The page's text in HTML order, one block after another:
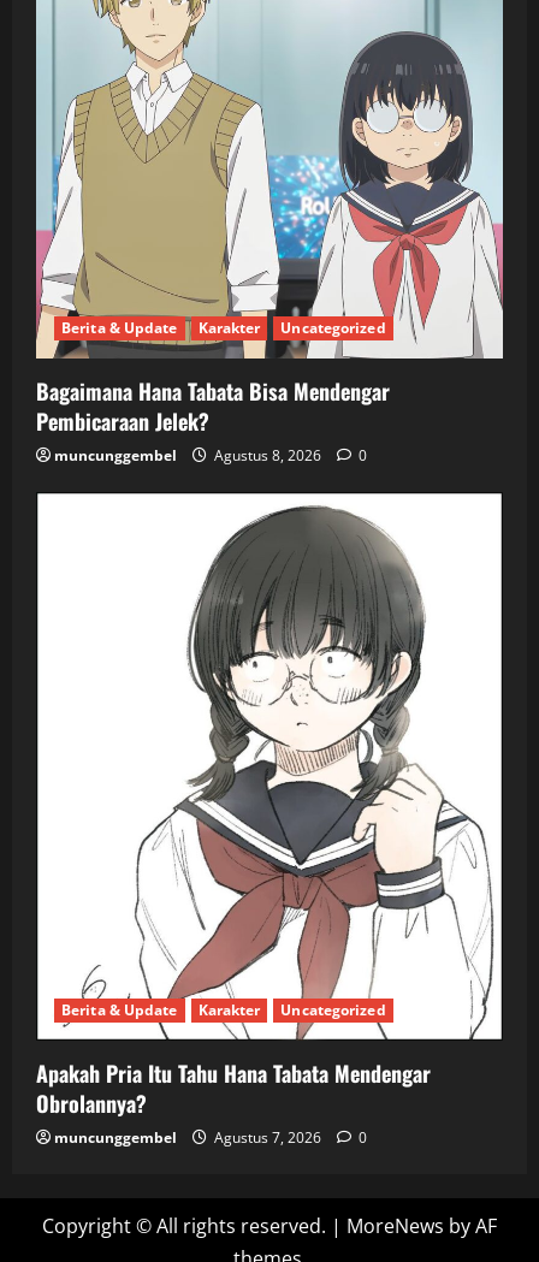
Berita & Update Karakter Uncategorized
Bagaimana Hana Tabata Bisa Mendengar
Pembicaraan Jelek?
muncunggembel Agustus 8, 2026 0
Berita & Update Karakter Uncategorized
Apakah Pria Itu Tahu Hana Tabata Mendengar
Obrolannya?
muncunggembel Agustus 7, 2026 0
Copyright © All rights reserved. | MoreNews by AF